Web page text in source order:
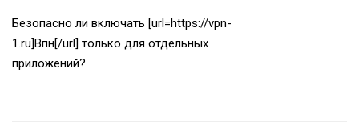
Безопасно ли включать [url=https://vpn-
1.ru]Впн[/url] только для отдельных
приложений?